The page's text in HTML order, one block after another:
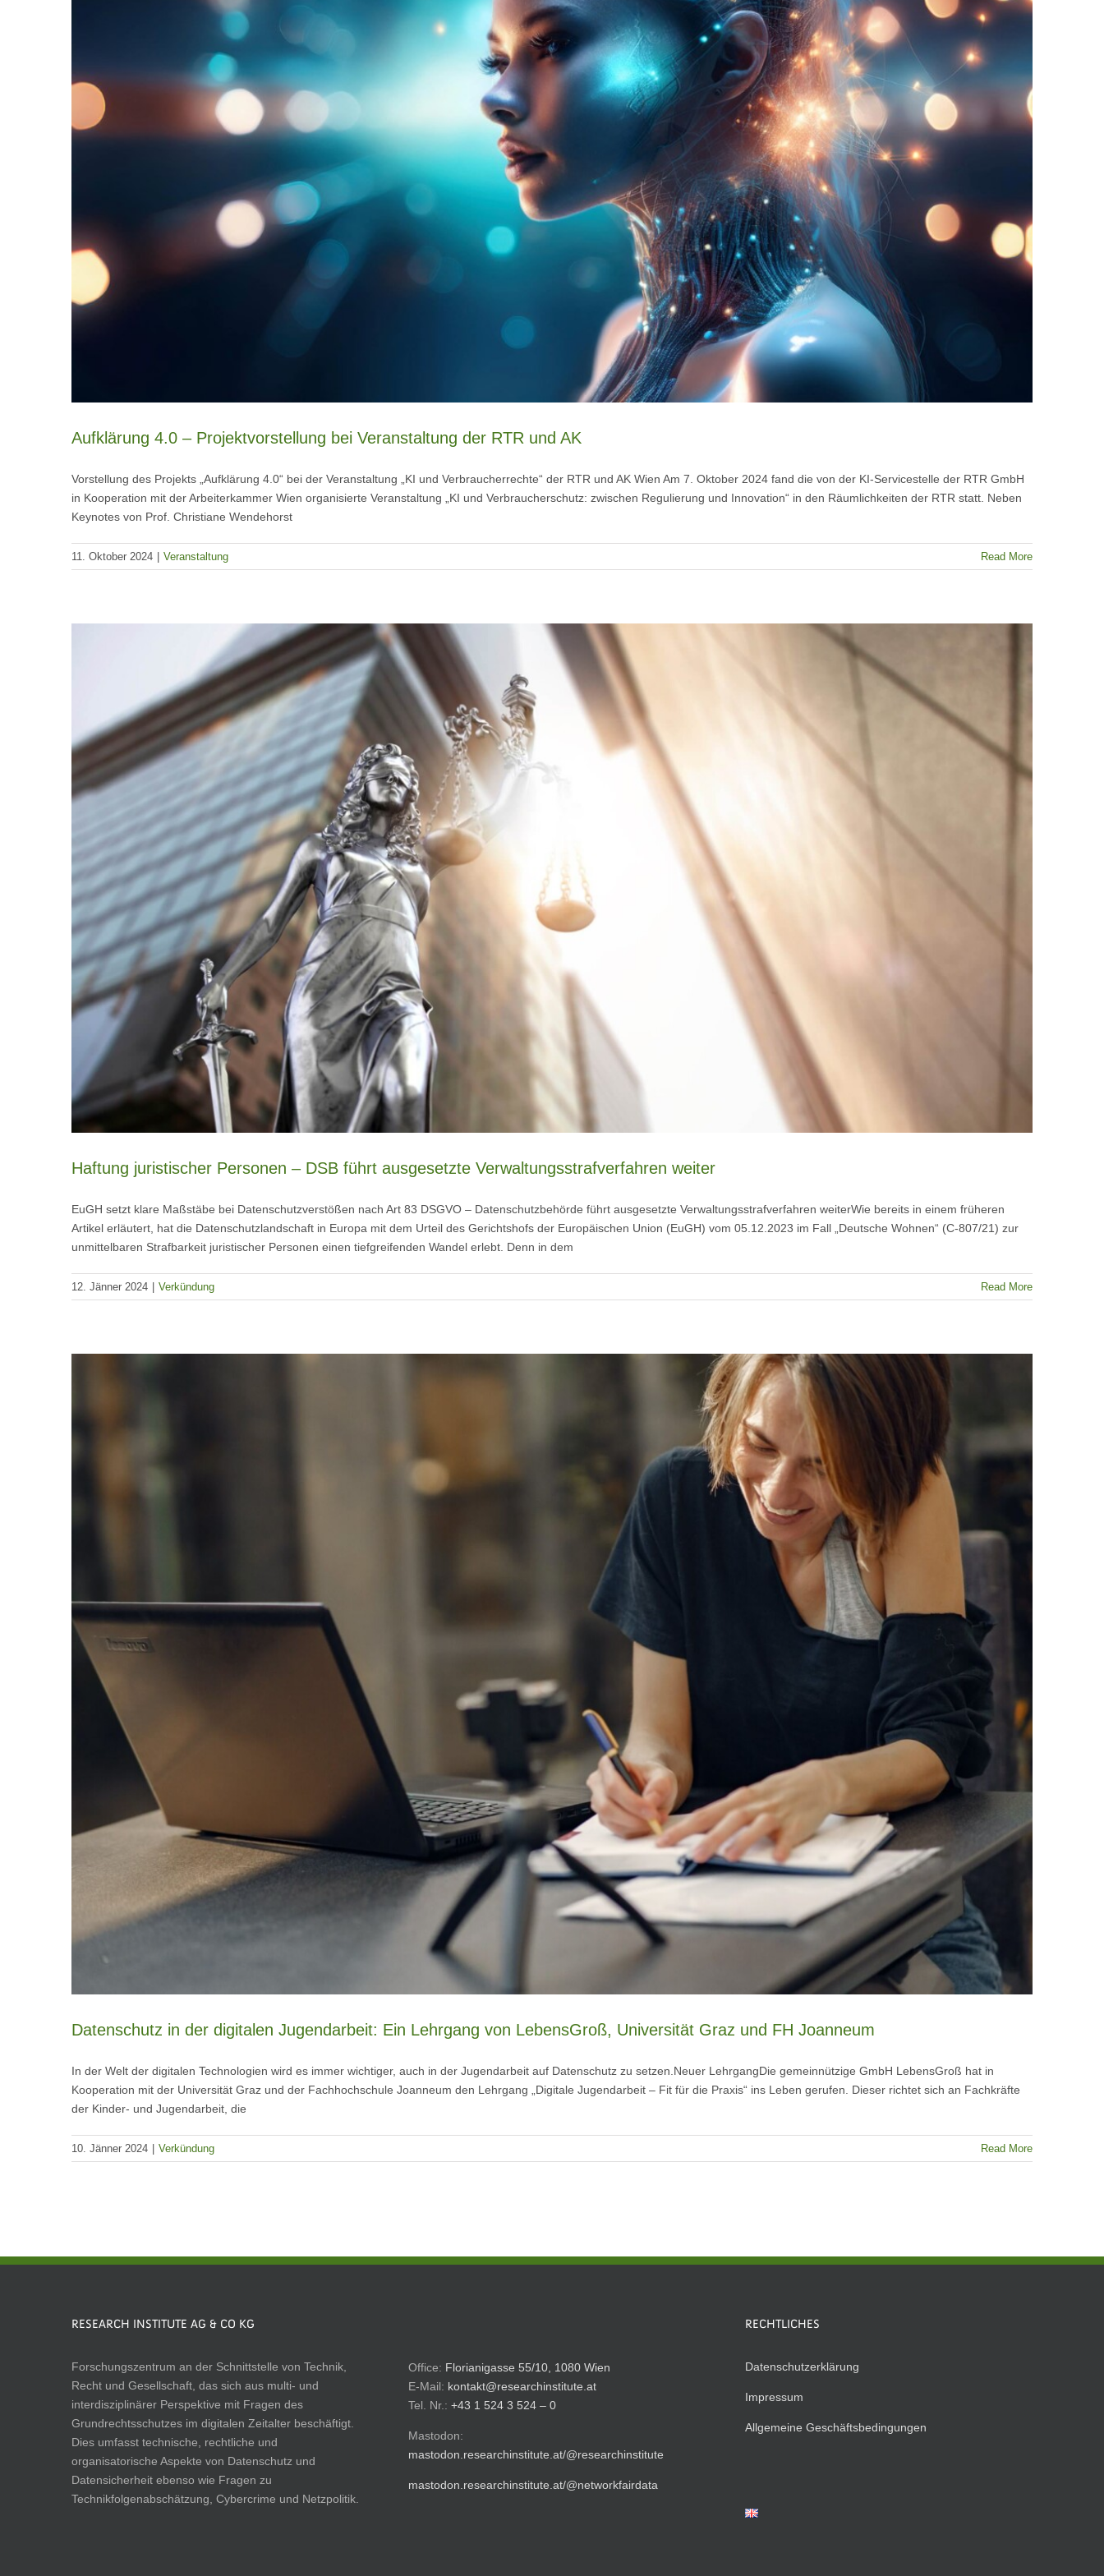
Aufklärung 4.0 – Projektvorstellung bei Veranstaltung der RTR und AK
Vorstellung des Projekts „Aufklärung 4.0“ bei der Veranstaltung „KI und Verbraucherrechte“ der RTR und AK Wien Am 7. Oktober 2024 fand die von der KI-Servicestelle der RTR GmbH
in Kooperation mit der Arbeiterkammer Wien organisierte Veranstaltung „KI und Verbraucherschutz: zwischen Regulierung und Innovation“ in den Räumlichkeiten der RTR statt. Neben
Keynotes von Prof. Christiane Wendehorst
11. Oktober 2024 Veranstaltung Read More
Haftung juristischer Personen – DSB führt ausgesetzte Verwaltungsstrafverfahren weiter
EuGH setzt klare Maßstäbe bei Datenschutzverstößen nach Art 83 DSGVO – Datenschutzbehörde führt ausgesetzte Verwaltungsstrafverfahren weiterWie bereits in einem früheren
Artikel erläutert, hat die Datenschutzlandschaft in Europa mit dem Urteil des Gerichtshofs der Europäischen Union (EuGH) vom 05.12.2023 im Fall „Deutsche Wohnen“ (C-807/21) zur
unmittelbaren Strafbarkeit juristischer Personen einen tiefgreifenden Wandel erlebt. Denn in dem
12. Jänner 2024 Verkündung Read More
Datenschutz in der digitalen Jugendarbeit: Ein Lehrgang von LebensGroß, Universität Graz und FH Joanneum
In der Welt der digitalen Technologien wird es immer wichtiger, auch in der Jugendarbeit auf Datenschutz zu setzen.Neuer LehrgangDie gemeinnützige GmbH LebensGroß hat in
Kooperation mit der Universität Graz und der Fachhochschule Joanneum den Lehrgang „Digitale Jugendarbeit – Fit für die Praxis“ ins Leben gerufen. Dieser richtet sich an Fachkräfte
der Kinder- und Jugendarbeit, die
10. Jänner 2024 Verkündung Read More
RESEARCH INSTITUTE AG & CO KG
Forschungszentrum an der Schnittstelle von Technik,
Recht und Gesellschaft, das sich aus multi- und
interdisziplinärer Perspektive mit Fragen des
Grundrechtsschutzes im digitalen Zeitalter beschäftigt.
Dies umfasst technische, rechtliche und
organisatorische Aspekte von Datenschutz und
Datensicherheit ebenso wie Fragen zu
Technikfolgenabschätzung, Cybercrime und Netzpolitik.
Office: Florianigasse 55/10, 1080 Wien
E-Mail: kontakt@researchinstitute.at
Tel. Nr.: +43 1 524 3 524 – 0
Mastodon:
mastodon.researchinstitute.at/@researchinstitute
mastodon.researchinstitute.at/@networkfairdata
RECHTLICHES
Datenschutzerklärung
Impressum
Allgemeine Geschäftsbedingungen